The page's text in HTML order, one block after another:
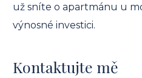
už sníte o apartmánu u
výnosné investici.
Kontaktujte mě